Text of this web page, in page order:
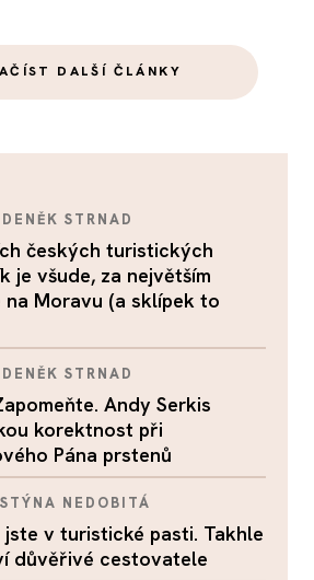
DALŠÍ ČLÁNKY
STRNAD
českých turistických
je všude, za největším
na Moravu (a sklípek to
STRNAD
Andy Serkis
korektnost při
Pána prstenů
NEDOBITÁ
jste v turistické pasti. Takhle
důvěřivé cestovatele